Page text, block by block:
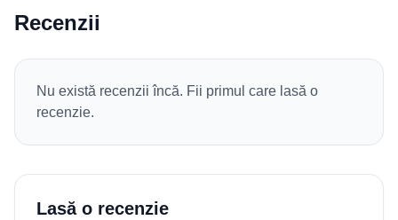
Recenzii
Nu există recenzii încă. Fii primul care lasă o
recenzie.
Lasă o recenzie